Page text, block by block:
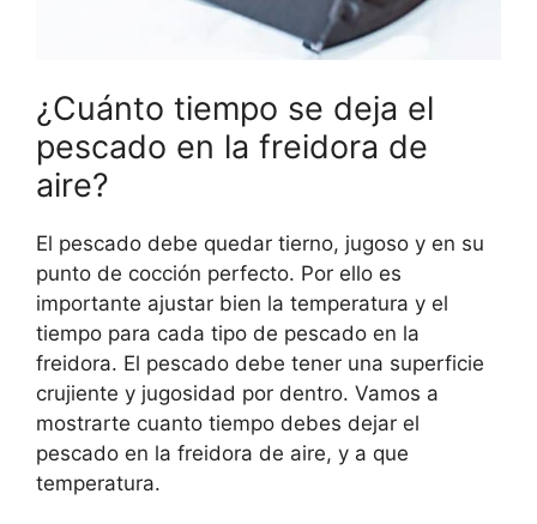
¿Cuánto tiempo se deja el
pescado en la freidora de
aire?
El pescado debe quedar tierno, jugoso y en su
punto de cocción perfecto. Por ello es
importante ajustar bien la temperatura y el
tiempo para cada tipo de pescado en la
freidora. El pescado debe tener una superficie
crujiente y jugosidad por dentro. Vamos a
mostrarte cuanto tiempo debes dejar el
pescado en la freidora de aire, y a que
temperatura.